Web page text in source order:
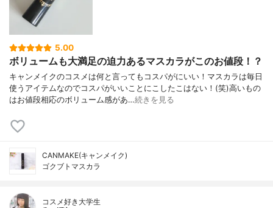
5.00
ボリュームも大満足の迫力あるマスカラがこのお値段！？
キャンメイクのコスメは何と言ってもコスパがにいい！マスカラは毎日
使うアイテムなのでコスパがいいことにこしたこはない！(笑)高いもの
はお値段相応のボリューム感があ…続きを見る
CANMAKE(キャンメイク)
ゴクブトマスカラ
コスメ好き大学生